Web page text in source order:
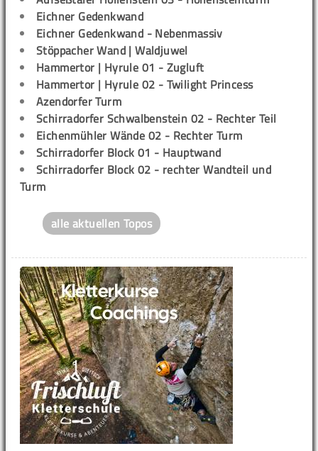
Eichner Gedenkwand
Eichner Gedenkwand - Nebenmassiv
Stöppacher Wand | Waldjuwel
Hammertor | Hyrule 01 - Zugluft
Hammertor | Hyrule 02 - Twilight Princess
Azendorfer Turm
Schirradorfer Schwalbenstein 02 - Rechter Teil
Eichenmühler Wände 02 - Rechter Turm
Schirradorfer Block 01 - Hauptwand
Schirradorfer Block 02 - rechter Wandteil und
Turm
alle aktuellen Topos